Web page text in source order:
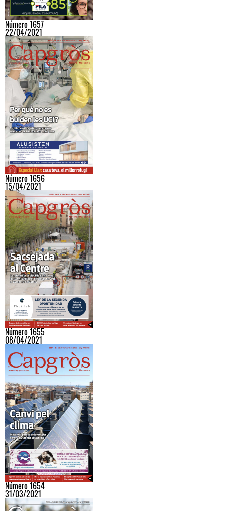
Número 1657
22/04/2021
Número 1656
15/04/2021
Número 1655
08/04/2021
Número 1654
31/03/2021